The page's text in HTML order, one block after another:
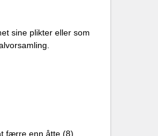
sine plikter eller som
færre enn åtte (8)